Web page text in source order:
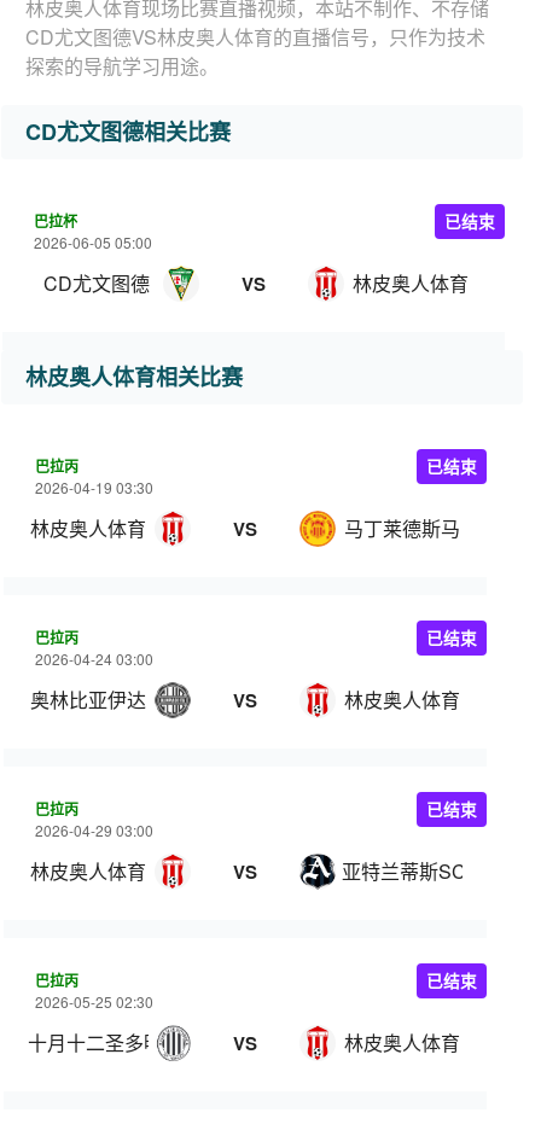
林皮奥人体育现场比赛直播视频，本站不制作、不存储
CD尤文图德VS林皮奥人体育的直播信号，只作为技术
探索的导航学习用途。
CD尤文图德相关比赛
巴拉杯
2026-06-05 05:00
CD尤文图德 VS 林皮奥人体育
已结束
林皮奥人体育相关比赛
巴拉丙
2026-04-19 03:30
林皮奥人体育 VS 马丁莱德斯马
已结束
巴拉丙
2026-04-24 03:00
奥林比亚伊达 VS 林皮奥人体育
已结束
巴拉丙
2026-04-29 03:00
林皮奥人体育 VS 亚特兰蒂斯SC
已结束
巴拉丙
2026-05-25 02:30
十月十二圣多明各 VS 林皮奥人体育
已结束